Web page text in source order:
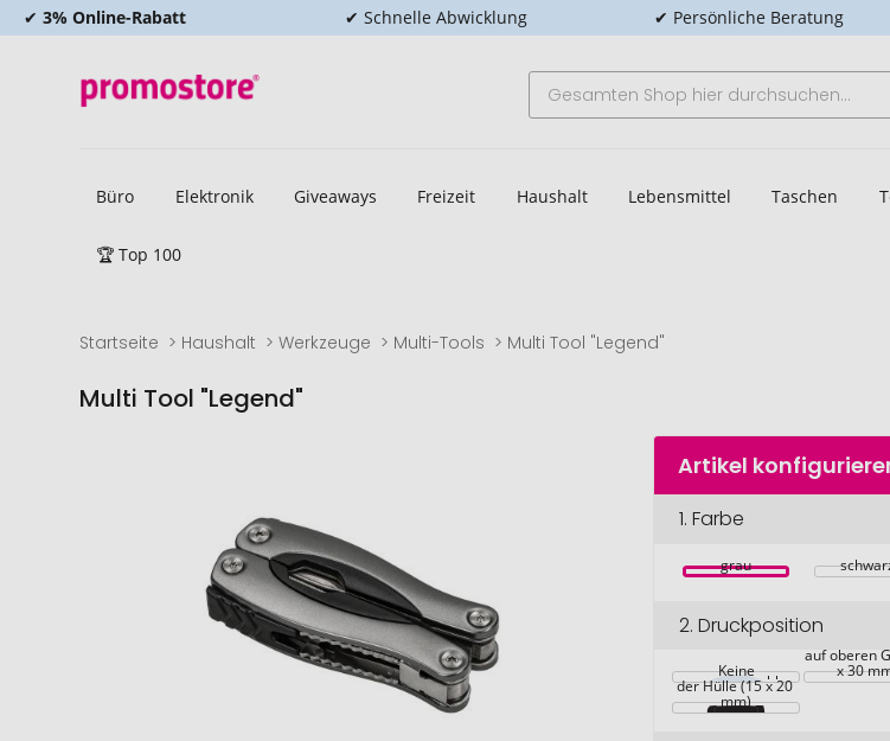
✔ 3% Online-Rabatt ✔ Schnelle Abwicklung ✔ Persönliche Beratung
Büro Elektronik Giveaways Freizeit Haushalt Lebensmittel Taschen
🏆 Top 100
Startseite Haushalt Werkzeuge Multi-Tools Multi Tool "Legend"
Multi Tool "Legend"
Artikel
1.Farbe
grau
2.Druckposition
Keine
auf oberen
x 30
Verschlussklappe
der Hülle (15 x 20
mm)